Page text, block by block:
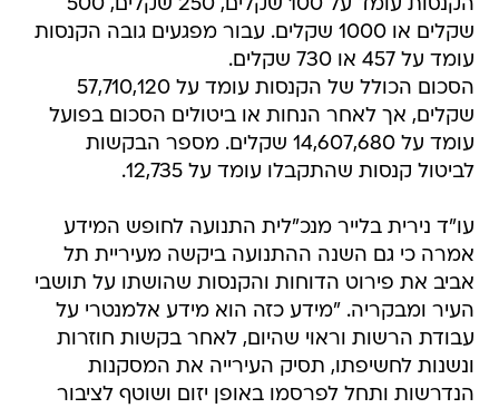
הקנסות עומד על 100 שקלים, 250 שקלים, 500
שקלים או 1000 שקלים. עבור מפגעים גובה הקנסות
עומד על 457 או 730 שקלים.
הסכום הכולל של הקנסות עומד על 57,710,120
שקלים, אך לאחר הנחות או ביטולים הסכום בפועל
עומד על 14,607,680 שקלים. מספר הבקשות
לביטול קנסות שהתקבלו עומד על 12,735.
עו"ד נירית בלייר מנכ"לית התנועה לחופש המידע
אמרה כי גם השנה ההתנועה ביקשה מעיריית תל
אביב את פירוט הדוחות והקנסות שהושתו על תושבי
העיר ומבקריה. "מידע כזה הוא מידע אלמנטרי על
עבודת הרשות וראוי שהיום, לאחר בקשות חוזרות
ונשנות לחשיפתו, תסיק העירייה את המסקנות
הנדרשות ותחל לפרסמו באופן יזום ושוטף לציבור